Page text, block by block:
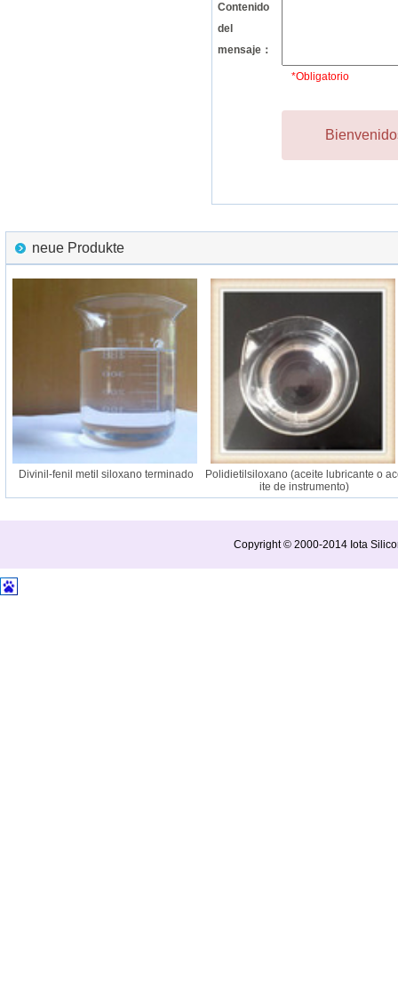
Contenido
del
mensaje：
*Obligatorio
neue Produkte
Divinil-fenil metil siloxano terminado
Polidietilsiloxano (aceite lubricante o ace
ite de instrumento)
Copyright © 2000-2014 Iota